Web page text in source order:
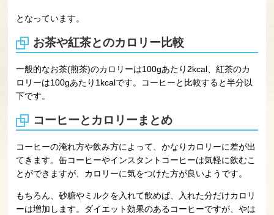
となっています。
お茶や紅茶とのカロリー比較
一般的なお茶(煎茶)のカロリーは100gあたり2kcal、紅茶のカ
ロリーは100gあたり1kcalです。コーヒーと比較すると半分以
下です。
コーヒーとカロリーまとめ
コーヒーの淹れ方や飲み方によって、かなりカロリーに差が出
てきます。缶コーヒーやインスタントコーヒーは気軽に飲むこ
とができますが、カロリーに気をつけた方が良いようです。
もちろん、砂糖やミルクを入れて飲めば、入れた分だけカロリ
ーは増加します。ダイエット効果のあるコーヒーですが、やは